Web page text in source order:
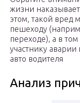
жизни
этом, такой вред
пешеходу
переходе), а в
участнику
авто водителя
Анализ